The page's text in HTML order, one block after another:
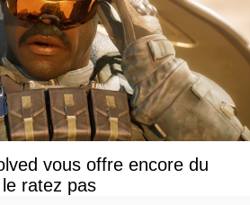
vous offre encore du
ratez pas